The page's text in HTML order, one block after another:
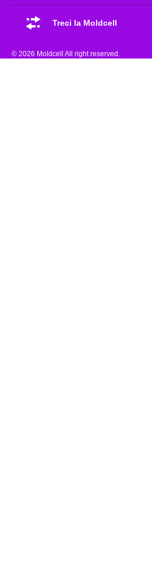
Treci la Moldcell
© 2026 Moldcell All right reserved.